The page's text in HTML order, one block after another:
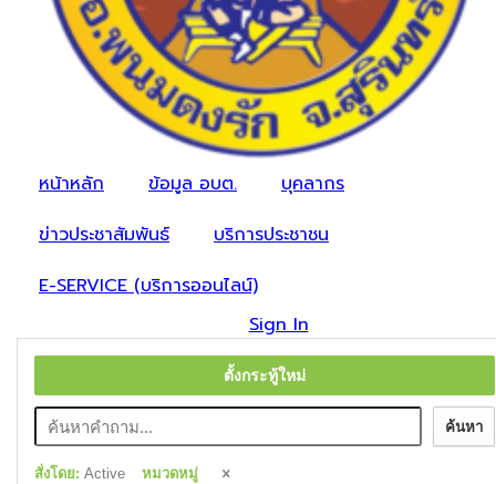
หน้าหลัก ข้อมูล อบต.
บุคลากร
ข่าวประชาสัมพันธ์
บริการประชาชน
E-SERVICE (บริการออนไลน์)
Sign In
ตั้งกระทู้ใหม่
ค้นหา
สั่งโดย: Active หมวดหมู่